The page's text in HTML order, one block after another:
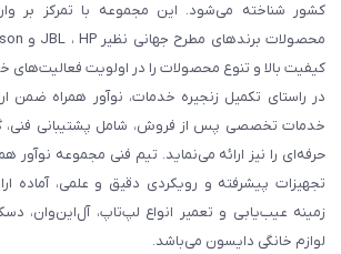
کشور شناخته می‌شود. این مجموعه با تمرکز بر
کیفیت بالا و تنوع محصولات را در اولویت فعالیت‌های
در راستای تکمیل زنجیره خدمات، نوآور همراه ضمن
خدمات تخصصی پس از فروش، شامل پشتیبانی فنی،
حرفه‌ای را نیز ارائه می‌نماید. تیم فنی مجموعه نوآور
تجهیزات پیشرفته و رویکردی دقیق و علمی، آماده
زمینه عیب‌یابی و تعمیر انواع لپ‌تاپ، آل‌این‌وان،
لوازم خانگی دایسون می‌باشد.